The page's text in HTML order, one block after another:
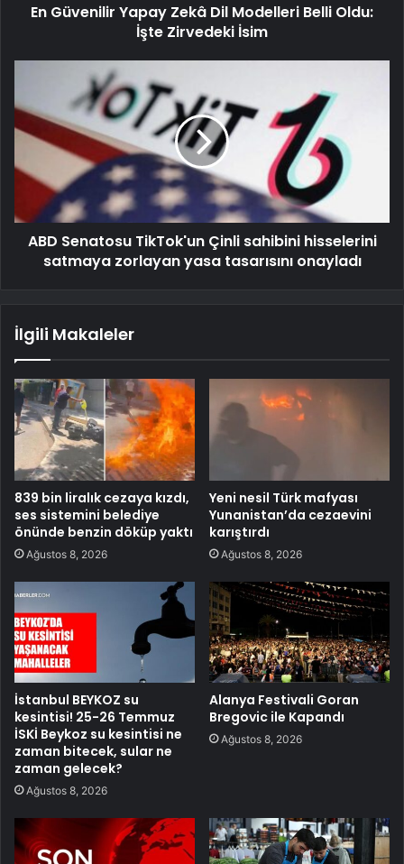
En Güvenilir Yapay Zekâ Dil Modelleri Belli Oldu:
İşte Zirvedeki İsim
ABD Senatosu TikTok'un Çinli sahibini hisselerini
satmaya zorlayan yasa tasarısını onayladı
İlgili Makaleler
839 bin liralık cezaya kızdı,
ses sistemini belediye
önünde benzin döküp yaktı
Ağustos 8, 2026
Yeni nesil Türk mafyası
Yunanistan’da cezaevini
karıştırdı
Ağustos 8, 2026
İstanbul BEYKOZ su
kesintisi! 25-26 Temmuz
İSKİ Beykoz su kesintisi ne
zaman bitecek, sular ne
zaman gelecek?
Ağustos 8, 2026
Alanya Festivali Goran
Bregovic ile Kapandı
Ağustos 8, 2026